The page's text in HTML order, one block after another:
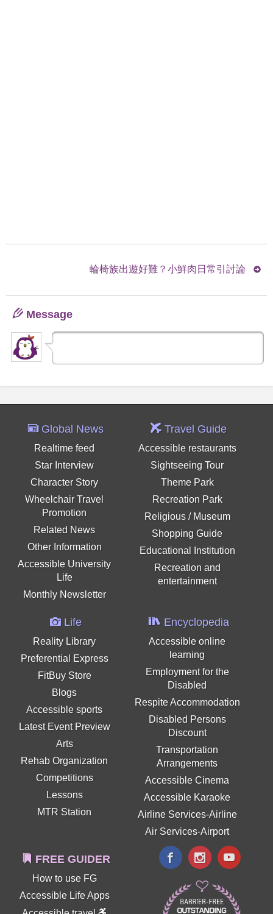
輪椅族出遊好難？小鮮肉日常引討論
Message
Global News
Realtime feed
Star Interview
Character Story
Wheelchair Travel
Promotion
Related News
Other Information
Accessible University
Life
Monthly Newsletter
Travel Guide
Accessible restaurants
Sightseeing Tour
Theme Park
Recreation Park
Religious / Museum
Shopping Guide
Educational Institution
Recreation and
entertainment
Life
Reality Library
Preferential Express
FitBuy Store
Blogs
Accessible sports
Latest Event Preview
Arts
Rehab Organization
Competitions
Lessons
MTR Station
Encyclopedia
Accessible online
learning
Employment for the
Disabled
Respite Accommodation
Disabled Persons
Discount
Transportation
Arrangements
Accessible Cinema
Accessible Karaoke
Airline Services-Airline
Air Services-Airport
FREE GUIDER
How to use FG
Accessible Life Apps